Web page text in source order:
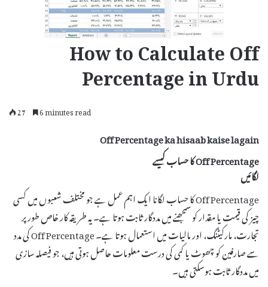
How to Calculate Off
Percentage in Urdu
27 6 minutes read
Off Percentage ka hisaab kaise lagain
Off Percentage کا حساب کیسے
لگائیں
Off Percentage کا حساب لگانا ایک اہم عمل ہے جو مختلف شعبوں میں کسی
چیز کی قیمت یا مقدار کو سمجھنے میں مددگار ثابت ہوتا ہے۔ یہ طریقہ کار خاص طور پر
تجارت، مارکیٹنگ، اور مالیات میں استعمال ہوتا ہے۔ Off Percentage کی مدد
سے صارفین کو چھوٹ یا کمی کی درست معلومات حاصل ہوتی ہیں، جو فیصلہ سازی
میں مددگار ثابت ہوسکتی ہیں۔